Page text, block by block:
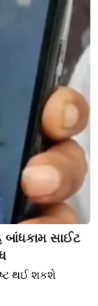
બાંધકામ સાઈટ
થઈ શકશે